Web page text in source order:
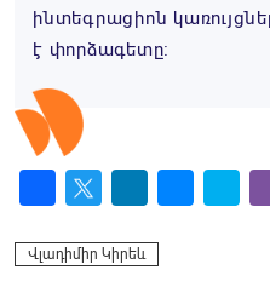
ինտեգրացիոն
է փորձագետը։
Վլադիմիր Կիրեև